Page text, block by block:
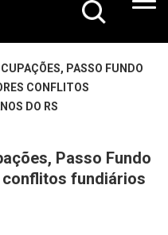
PASSO FUNDO
CONFLITOS
DO RS
Passo Fundo
fundiários